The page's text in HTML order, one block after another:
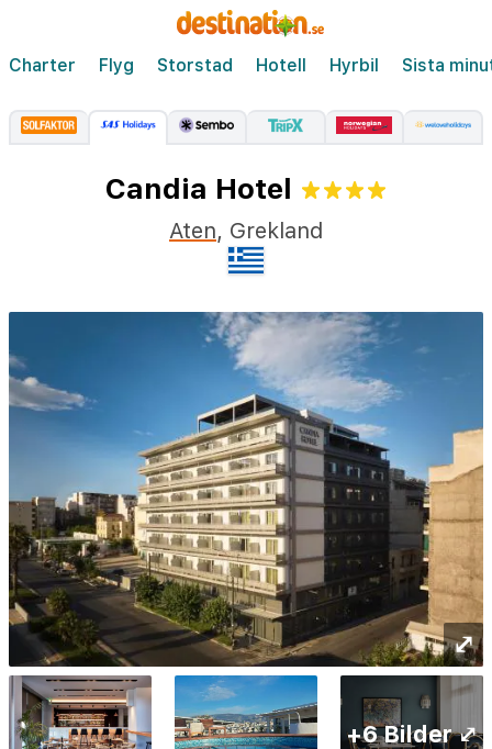
Charter Flyg Storstad Hotell Hyrbil Sista
Candia Hotel
Aten, Grekland
⤢
+6 Bilder ⤢